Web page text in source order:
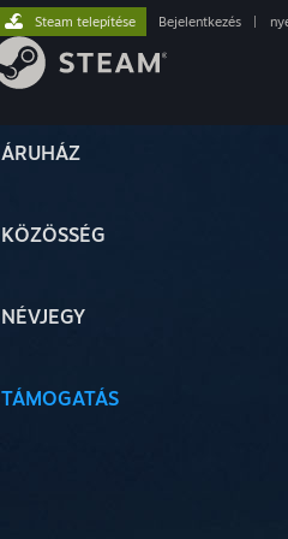
ÁRUHÁZ
KÖZÖSSÉG
NÉVJEGY
TÁMOGATÁS
Steam telepítése Bejelentkezés